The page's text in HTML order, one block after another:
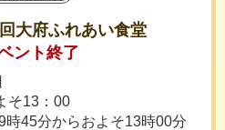
大府ふれあい食堂
ント終了
そ13：00
時45分からおよそ13時00分